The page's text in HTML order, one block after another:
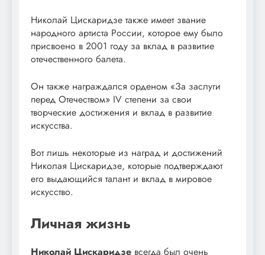
Николай Цискаридзе также имеет звание
народного артиста России, которое ему было
присвоено в 2001 году за вклад в развитие
отечественного балета.
Он также награждался орденом «За заслуги
перед Отечеством» IV степени за свои
творческие достижения и вклад в развитие
искусства.
Вот лишь некоторые из наград и достижений
Николая Цискаридзе, которые подтверждают
его выдающийся талант и вклад в мировое
искусство.
Личная жизнь
Николай Цискаридзе всегда был очень